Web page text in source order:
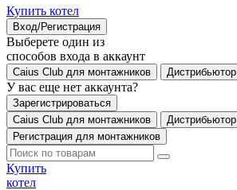
Купить котел
Вход/Регистрация
Выберете один из
способов входа в аккаунт
Caius Club для монтажников Дистрибьютор
У вас еще нет аккаунта?
Зарегистрироваться
Caius Club для монтажников
Дистрибьютор
Регистрация для монтажников
Купить
котел